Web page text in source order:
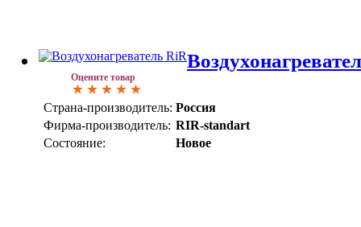
Оцените товар
Страна-производитель: Россия
Фирма-производитель: RIR-standart
Состояние:
Новое